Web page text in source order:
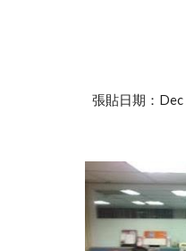
張貼日期：